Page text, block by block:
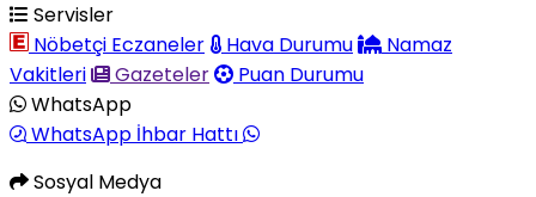
Servisler
Nöbetçi Eczaneler
Hava Durumu
Namaz
Vakitleri
Gazeteler
Puan Durumu
WhatsApp
WhatsApp İhbar Hattı
Sosyal Medya